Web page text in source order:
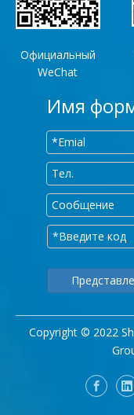
Официальный
WeChat
Имя
Copyright © 2022